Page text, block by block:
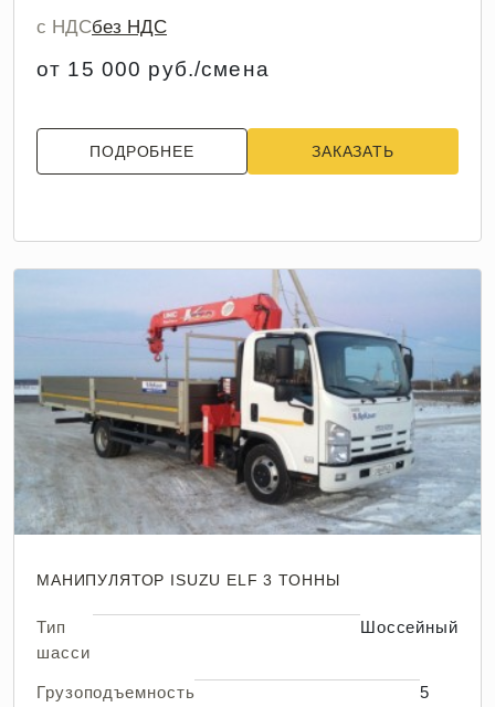
с НДСбез НДС
от 15 000 руб./смена
ПОДРОБНЕЕ ЗАКАЗАТЬ
МАНИПУЛЯТОР ISUZU ELF 3 ТОННЫ
Тип
шасси
Шоссейный
Грузоподъемность
5